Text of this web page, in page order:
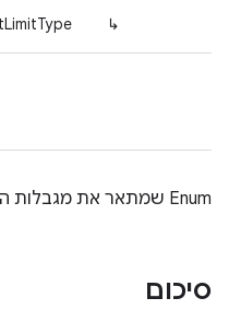
↳
Enum שמתאר את מגבלות ההרשאות האפשריות
סיכום